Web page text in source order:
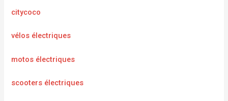
citycoco
vélos électriques
motos électriques
scooters électriques